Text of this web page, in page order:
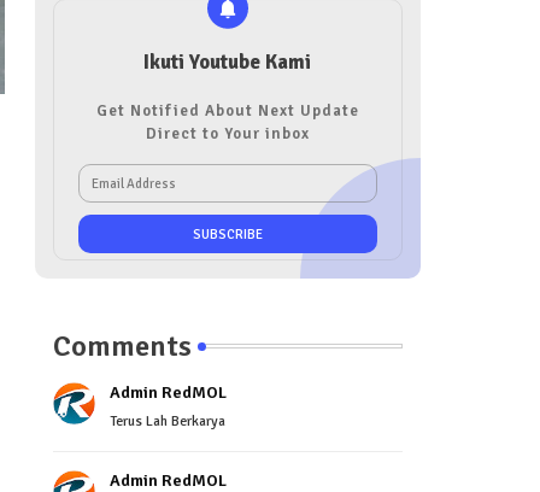
Ikuti Youtube Kami
Get Notified About Next Update
Direct to Your inbox
Comments
Admin RedMOL
Terus Lah Berkarya
Admin RedMOL